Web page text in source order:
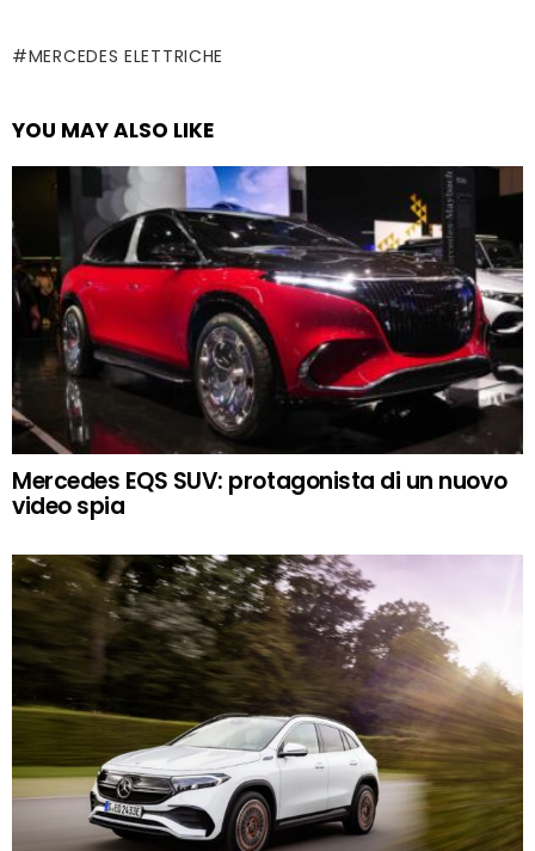
MERCEDES ELETTRICHE
YOU MAY ALSO LIKE
Mercedes EQS SUV: protagonista di un nuovo
video spia